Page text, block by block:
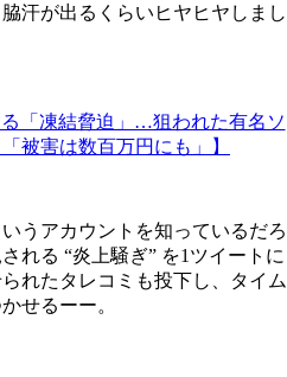
汗が出るくらいヒヤヒヤしまし
る「凍結脅迫」…狙われた有名ソ
被害は数百万円にも」】
うアカウントを知っているだろ
れる “炎上騒ぎ” を1ツイートに
れたタレコミも投下し、タイム
せるーー。